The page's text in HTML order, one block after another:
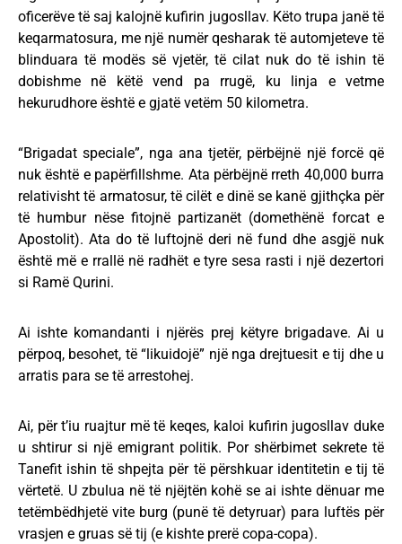
oficerëve të saj kalojnë kufirin jugosllav. Këto trupa janë të
keqarmatosura, me një numër qesharak të automjeteve të
blinduara të modës së vjetër, të cilat nuk do të ishin të
dobishme në këtë vend pa rrugë, ku linja e vetme
hekurudhore është e gjatë vetëm 50 kilometra.
“Brigadat speciale”, nga ana tjetër, përbëjnë një forcë që
nuk është e papërfillshme. Ata përbëjnë rreth 40,000 burra
relativisht të armatosur, të cilët e dinë se kanë gjithçka për
të humbur nëse fitojnë partizanët (domethënë forcat e
Apostolit). Ata do të luftojnë deri në fund dhe asgjë nuk
është më e rrallë në radhët e tyre sesa rasti i një dezertori
si Ramë Qurini.
Ai ishte komandanti i njërës prej këtyre brigadave. Ai u
përpoq, besohet, të “likuidojë” një nga drejtuesit e tij dhe u
arratis para se të arrestohej.
Ai, për t’iu ruajtur më të keqes, kaloi kufirin jugosllav duke
u shtirur si një emigrant politik. Por shërbimet sekrete të
Tanefit ishin të shpejta për të përshkuar identitetin e tij të
vërtetë. U zbulua në të njëjtën kohë se ai ishte dënuar me
tetëmbëdhjetë vite burg (punë të detyruar) para luftës për
vrasjen e gruas së tij (e kishte prerë copa-copa).